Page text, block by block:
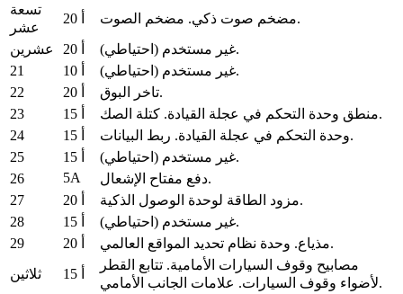
تسعة
عشر
مضخم صوت ذكي.مضخم الصوت.
عشرين
غير مستخدم (احتياطي).
21
غير مستخدم (احتياطي).
22
تاخر البوق.
23
منطق وحدة التحكم في عجلة القيادة.كتلة الصك.
24
وحدة التحكم في عجلة القيادة.ربط البيانات.
25
غير مستخدم (احتياطي).
26
5A
دفع مفتاح الإشعال.
27
مزود الطاقة لوحدة الوصول الذكية.
28
غير مستخدم (احتياطي).
29
مذياع.وحدة نظام تحديد المواقع العالمي.
ثلاثين
مصابيح وقوف السيارات الأمامية. تتابع القطر
لأضواء وقوف السيارات.علامات الجانب الأمامي.